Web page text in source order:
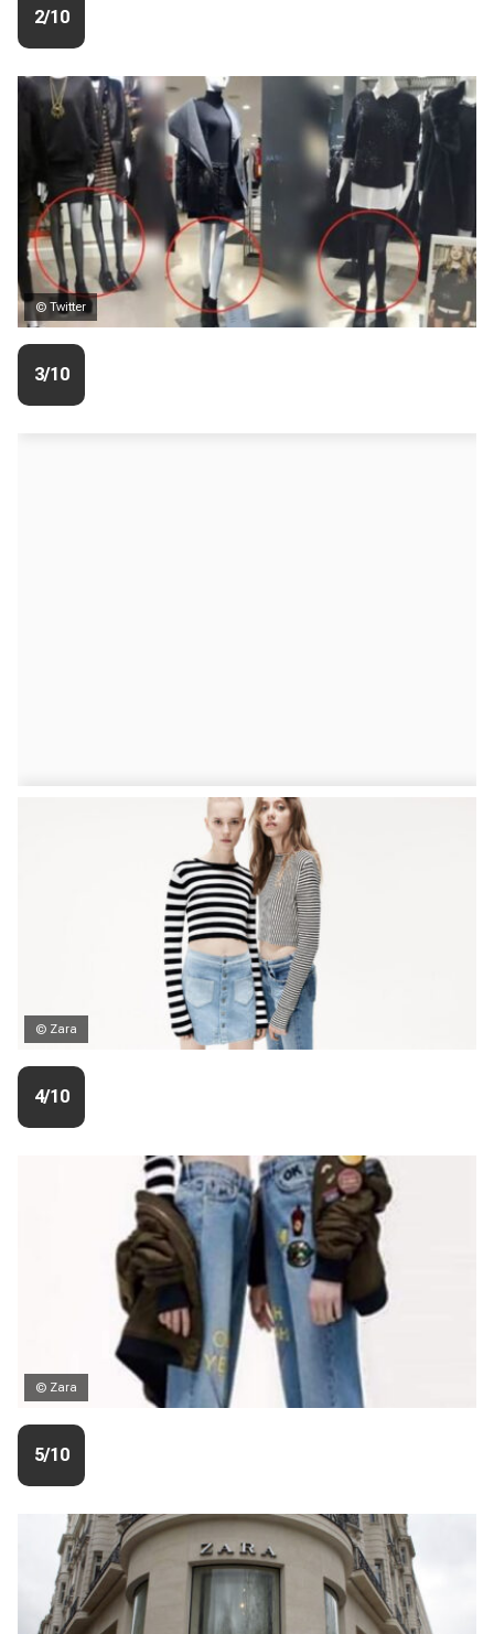
2/10
© Twitter
3/10
© Zara
4/10
© Zara
5/10